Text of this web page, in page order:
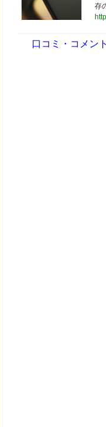
存
口コミ・コメント